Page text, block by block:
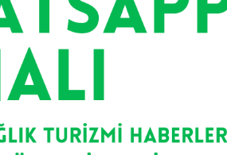
farklı branşlardan uzman doktorlarla